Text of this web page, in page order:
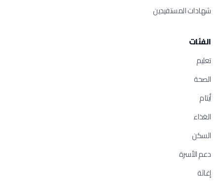
شهادات المستفيدين
الفئات
تعليم
الصحة
أيتام
الغذاء
السكن
دعم الأسرة
إغاثة